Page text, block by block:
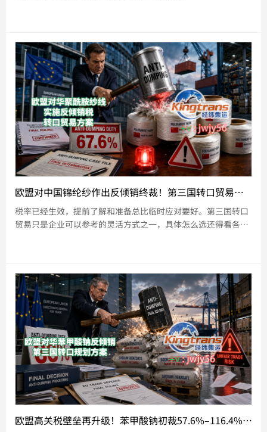
欧盟对中国锦纶纱作出反倾销终裁！第三国转口贸易能否稳住市场份额？
税率已经生效，提前了解和准备总比临时应对要好。第三国转口
贸易只是企业可以参考的灵活方式之一，具体怎么选还得看各家
欧盟高关税壁垒再升级！苯甲酸钠初裁57.6%–116.4%税率，中国企业欧洲市场份额告急